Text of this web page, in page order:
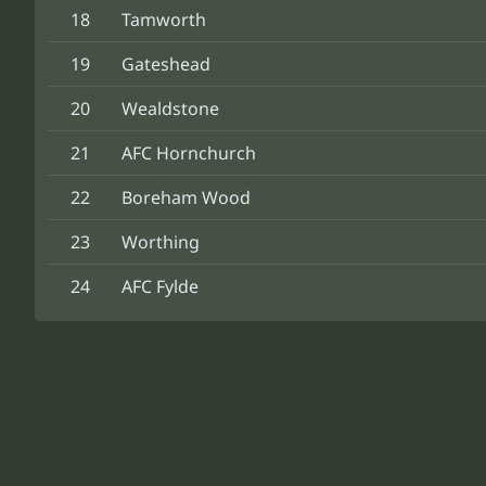
18
Tamworth
19
Gateshead
20
Wealdstone
21
AFC Hornchurch
22
Boreham Wood
23
Worthing
24
AFC Fylde